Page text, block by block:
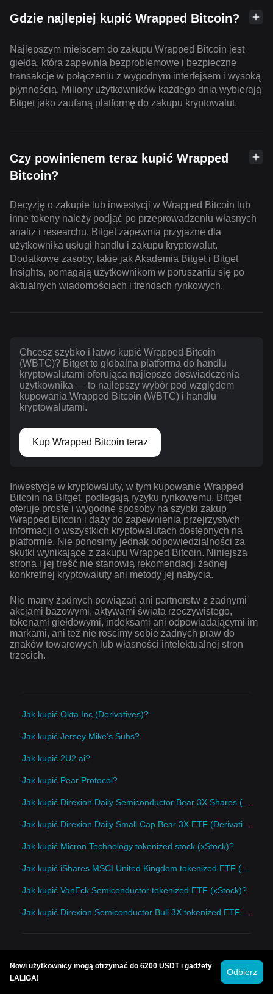
Gdzie najlepiej kupić Wrapped Bitcoin?
Najlepszym miejscem do zakupu Wrapped Bitcoin jest
giełda, która zapewnia bezproblemowe i bezpieczne
transakcje w połączeniu z wygodnym interfejsem i wysoką
płynnością. Miliony użytkowników każdego dnia wybierają
Bitget jako zaufaną platformę do zakupu kryptowalut.
Czy powinienem teraz kupić Wrapped
Bitcoin?
Decyzję o zakupie lub inwestycji w Wrapped Bitcoin lub
inne tokeny należy podjąć po przeprowadzeniu własnych
analiz i researchu. Bitget zapewnia przyjazne dla
użytkownika usługi handlu i zakupu kryptowalut.
Dodatkowe zasoby, takie jak Akademia Bitget i Bitget
Insights, pomagają użytkownikom w poruszaniu się po
aktualnych wiadomościach i trendach rynkowych.
Chcesz szybko i łatwo kupić Wrapped Bitcoin
(WBTC)? Bitget to globalna platforma do handlu
kryptowalutami oferująca najlepsze doświadczenia
użytkownika — to najlepszy wybór pod względem
kupowania Wrapped Bitcoin (WBTC) i handlu
kryptowalutami.
Kup Wrapped Bitcoin teraz
Inwestycje w kryptowaluty, w tym kupowanie Wrapped
Bitcoin na Bitget, podlegają ryzyku rynkowemu. Bitget
oferuje proste i wygodne sposoby na szybki zakup
Wrapped Bitcoin i dąży do zapewnienia przejrzystych
informacji o wszystkich kryptowalutach dostępnych na
platformie. Nie ponosimy jednak odpowiedzialności za
skutki wynikające z zakupu Wrapped Bitcoin. Niniejsza
strona i jej treść nie stanowią rekomendacji żadnej
konkretnej kryptowaluty ani metody jej nabycia.
Nie mamy żadnych powiązań ani partnerstw z żadnymi
akcjami bazowymi, aktywami świata rzeczywistego,
tokenami giełdowymi, indeksami ani odpowiadającymi im
markami, ani też nie rościmy sobie żadnych praw do
znaków towarowych lub własności intelektualnej stron
trzecich.
Jak kupić Okta Inc (Derivatives)?
Jak kupić Jersey Mike's Subs?
Jak kupić 2U2.ai?
Jak kupić Pear Protocol?
Jak kupić Micron Technology tokenized stock (xStock)?
Jak kupić VanEck Semiconductor tokenized ETF (xStock)?
Nowi użytkownicy mogą otrzymać do 6200 USDT i gadżety
LALIGA!
Odbierz